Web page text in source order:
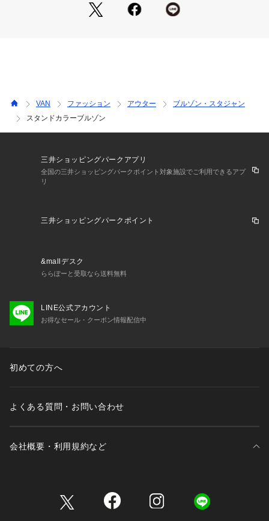
■オリジナルボタンを採用
VAN ファッション アウター
ブルゾン・スタジャン
スタンドカラーブルゾン
三井ショッピングパークアプリ
全国の三井ショッピングパークポイント対象施設でご利用できるアプ
リ
三井ショッピングパークポイント
&mallデスク
ららぽーと受取なら送料無料
LINE公式アカウント
お得なセール・クーポン情報配信中
初めての方へ
よくある質問・お問い合わせ
会社概要・利用規約など